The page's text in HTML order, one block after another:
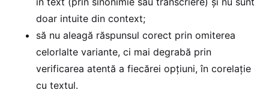
doar intuite din context;
să nu aleagă răspunsul corect prin omiterea
celorlalte variante, ci mai degrabă prin
verificarea atentă a fiecărei opțiuni, în corelație
cu textul.